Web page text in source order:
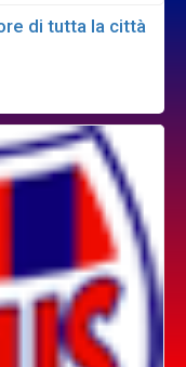
di tutta la città